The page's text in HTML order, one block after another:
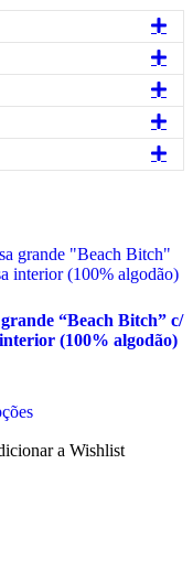
“Beach Bitch” c/
(100% algodão)
product
multiple
a Wishlist